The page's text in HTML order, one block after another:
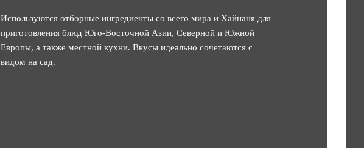
Используются отборные ингредиенты со всего мира и Хайнаня для
приготовления блюд Юго-Восточной Азии, Северной и Южной
Европы, а также местной кухни. Вкусы идеально сочетаются с
видом на сад.